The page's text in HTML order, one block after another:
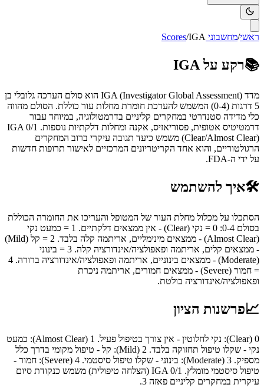
ראשי/מחשבוני Scores /IGA
📚רקע על IGA
מדד IGA (Investigator Global Assessment) הוא סולם הערכה גלובלי בן
5 דרגות (0-4) המשמש להערכת חומרת מחלות עור כוללת. הסולם מהווה
כלי מדידה סטנדרטי במחקרים קליניים בדרמטולוגיה, במיוחד עבור
דרמטיטיס אטופית, פסוריאזיס, אקנה ומחלות דלקתיות נוספות. IGA 0/1
(Clear/Almost Clear) משמש כיעד תגובה עיקרי ברוב המחקרים
הרגולטוריים, והוא אחד הקריטריונים המרכזיים לאישור תרופות חדשות
על ידי ה-FDA.
🛠️איך להשתמש
הסתכלו על מכלול מחלת העור של המטופל והעריכו את החומרה הכוללת
בסולם 0-4: 0 = נקי (Clear) - אין ממצאים דלקתיים. 1 = כמעט נקי
(Almost Clear) - ממצאים מינימליים, אריתמה קלה בלבד. 2 = קל (Mild)
- ממצאים קלים, אריתמה ופאפולציה/אינדורציה קלה. 3 = בינוני
(Moderate) - ממצאים בינוניים, אריתמה ופאפולציה/אינדורציה ברורה. 4
= חמור (Severe) - ממצאים חמורים, אריתמה ניכרת
ופאפולציה/אינדורציה בולטת.
📈פרשנות הציון
0 (Clear): נקי לחלוטין - אין צורך בטיפול פעיל. 1 (Almost Clear): כמעט
נקי - שקלו טיפול תחזוקה בלבד. 2 (Mild): קל - טיפול מקומי בדרך כלל
מספיק. 3 (Moderate): בינוני - שקלו טיפול סיסטמי. 4 (Severe): חמור -
טיפול סיסטמי מומלץ. IGA 0/1 (הצלחה טיפולית) משמש כנקודת סיום
עיקרית במחקרים קליניים פאזה 3.